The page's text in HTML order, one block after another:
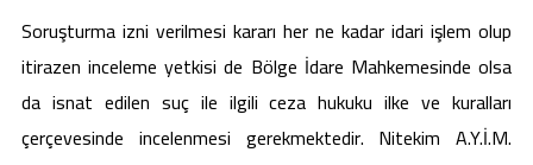
Soruşturma izni verilmesi kararı her ne kadar idari işlem olup
itirazen inceleme yetkisi de Bölge İdare Mahkemesinde olsa
da isnat edilen suç ile ilgili ceza hukuku ilke ve kuralları
çerçevesinde incelenmesi gerekmektedir. Nitekim A.Y.İ.M.